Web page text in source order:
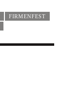
FIRMENFEST